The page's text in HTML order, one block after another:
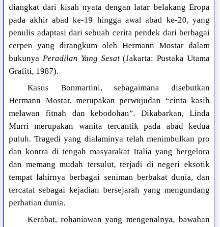
diangkat dari kisah nyata dengan latar belakang Eropa
pada akhir abad ke-19 hingga awal abad ke-20, yang
penulis adaptasi dari sebuah cerita pendek dari berbagai
cerpen yang dirangkum oleh Hermann Mostar dalam
bukunya Peradilan Yang Sesat(Jakarta: Pustaka Utama
Grafiti, 1987).
Kasus Bonmartini, sebagaimana disebutkan
Hermann Mostar, merupakan perwujudan “cinta kasih
melawan fitnah dan kebodohan”. Dikabarkan, Linda
Murri merupakan wanita tercantik pada abad kedua
puluh. Tragedi yang dialaminya telah menimbulkan pro
dan kontra di tengah masyarakat Italia yang bergelora
dan memang mudah tersulut, terjadi di negeri eksotik
tempat lahirnya berbagai seniman berbakat dunia, dan
tercatat sebagai kejadian bersejarah yang mengundang
perhatian dunia.
Kerabat, rohaniawan yang mengenalnya, bawahan